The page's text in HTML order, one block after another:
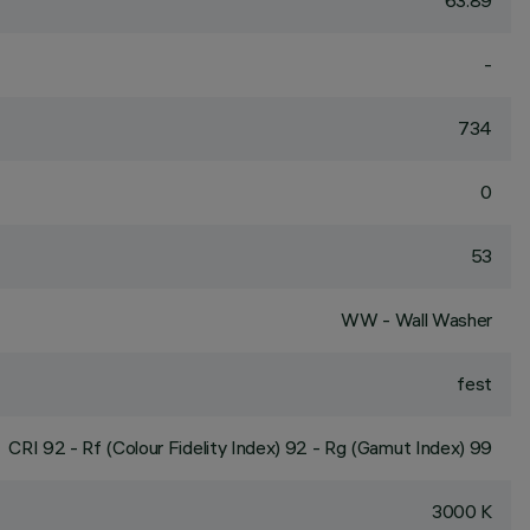
-
734
0
53
WW - Wall Washer
fest
CRI 92 - Rf (Colour Fidelity Index) 92 - Rg (Gamut Index) 99
3000 K